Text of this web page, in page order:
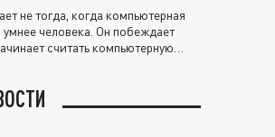
не тогда, когда компьютерная
умнее человека. Он побеждает
считать компьютерную